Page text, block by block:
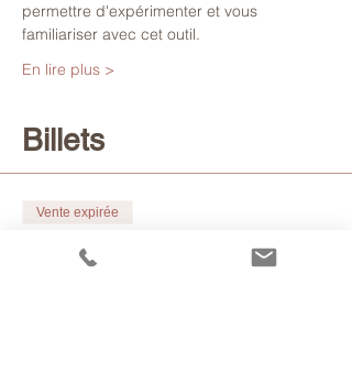
permettre d'expérimenter et vous
familiariser avec cet outil.
En lire plus >
Billets
Vente expirée
Type de billet